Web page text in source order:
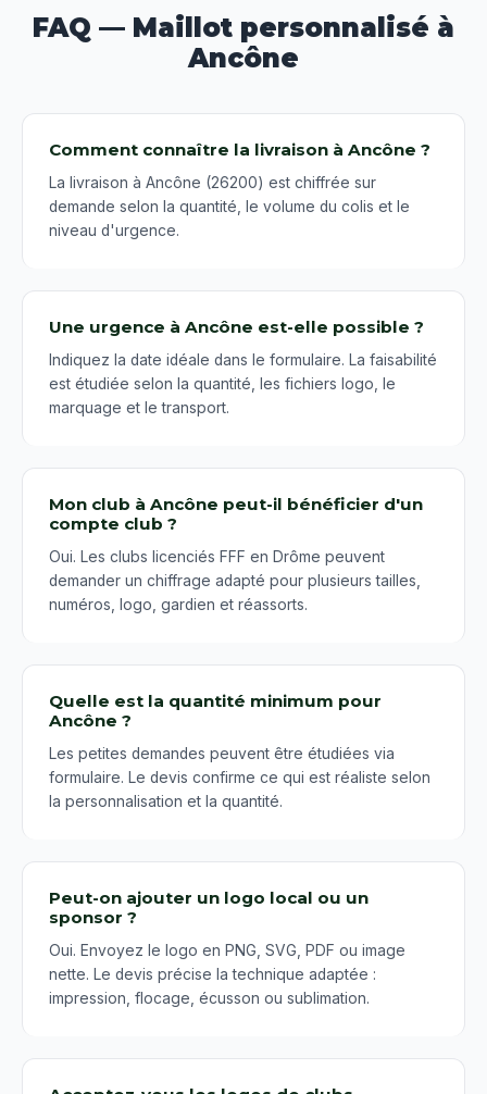
FAQ — Maillot personnalisé à
Ancône
Comment connaître la livraison à Ancône ?
La livraison à Ancône (26200) est chiffrée sur
demande selon la quantité, le volume du colis et le
niveau d'urgence.
Une urgence à Ancône est-elle possible ?
Indiquez la date idéale dans le formulaire. La faisabilité
est étudiée selon la quantité, les fichiers logo, le
marquage et le transport.
Mon club à Ancône peut-il bénéficier d'un
compte club ?
Oui. Les clubs licenciés FFF en Drôme peuvent
demander un chiffrage adapté pour plusieurs tailles,
numéros, logo, gardien et réassorts.
Quelle est la quantité minimum pour
Ancône ?
Les petites demandes peuvent être étudiées via
formulaire. Le devis confirme ce qui est réaliste selon
la personnalisation et la quantité.
Peut-on ajouter un logo local ou un
sponsor ?
Oui. Envoyez le logo en PNG, SVG, PDF ou image
nette. Le devis précise la technique adaptée :
impression, flocage, écusson ou sublimation.